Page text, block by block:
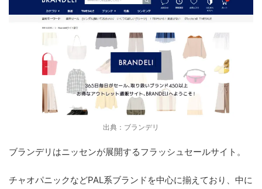
出典：ブランデリ
ブランデリはニッセンが展開するフラッシュセールサイト。
チャオパニックなどPAL系ブランドを中心に揃えており、中に